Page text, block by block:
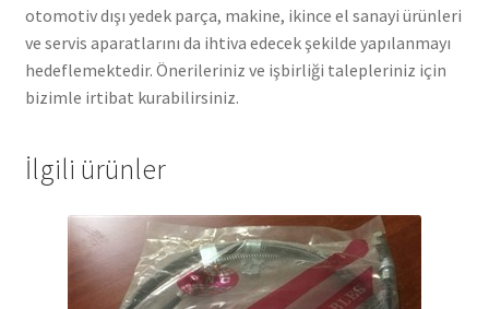
otomotiv dışı yedek parça, makine, ikince el sanayi ürünleri
ve servis aparatlarını da ihtiva edecek şekilde yapılanmayı
hedeflemektedir. Önerileriniz ve işbirliği talepleriniz için
bizimle irtibat kurabilirsiniz.
İlgili ürünler